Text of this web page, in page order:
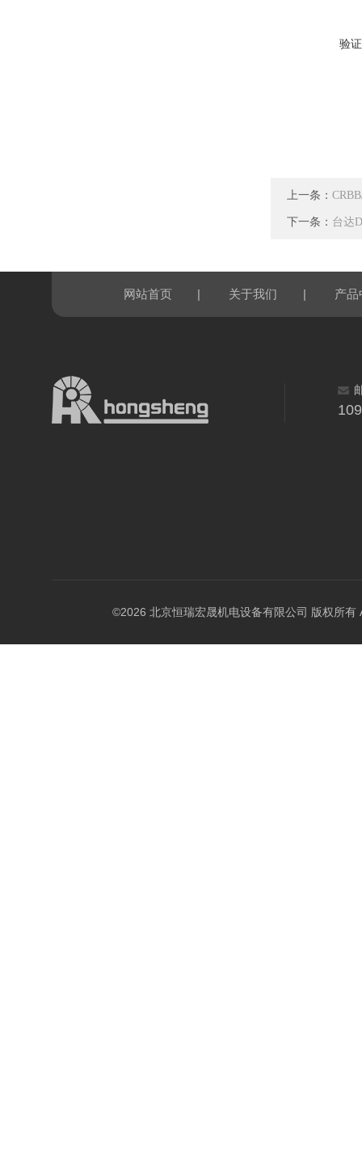
验
上一条：
下一条： 台达
网站首页 | 关于我们 | 产品
©2026 北京恒瑞宏晟机电设备有限公司 版权所有